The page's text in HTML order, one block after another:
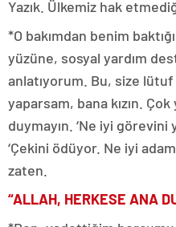
Yazık. Ülkemiz hak
*O bakımdan benim
yüzüne, sosyal yardım
anlatıyorum. Bu, size
yaparsam, bana kızın.
duymayın. ‘Ne iyi
‘Çekini ödüyor. Ne iyi
zaten.
“ALLAH, HERKESE ANA